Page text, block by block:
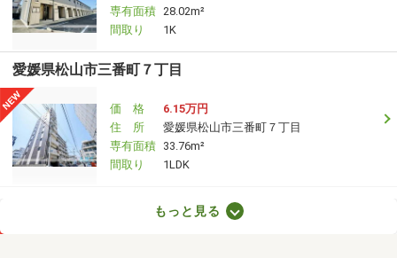
専有面積 28.02m²
間取り
1K
愛媛県松山市三番町７丁目
価 格
6.15万円
住 所
愛媛県松山市三番町７丁目
専有面積 33.76m²
間取り
1LDK
愛媛県松山市越智２丁目もっと見る